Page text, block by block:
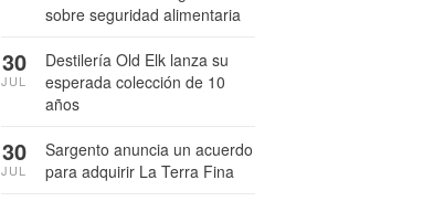
sobre seguridad alimentaria
Destilería Old Elk lanza su
esperada colección de 10
años
30
JUL
Sargento anuncia un acuerdo
para adquirir La Terra Fina
30
JUL